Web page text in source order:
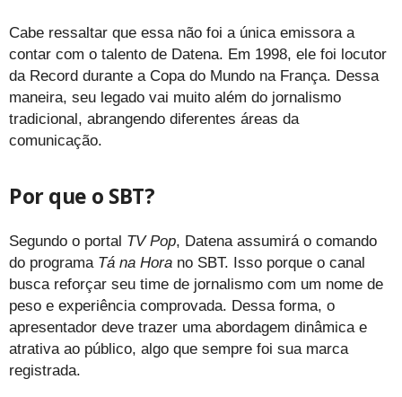
Cabe ressaltar que essa não foi a única emissora a
contar com o talento de Datena. Em 1998, ele foi locutor
da Record durante a Copa do Mundo na França. Dessa
maneira, seu legado vai muito além do jornalismo
tradicional, abrangendo diferentes áreas da
comunicação.
Por que o SBT?
Segundo o portal TV Pop, Datena assumirá o comando
do programa Tá na Hora no SBT. Isso porque o canal
busca reforçar seu time de jornalismo com um nome de
peso e experiência comprovada. Dessa forma, o
apresentador deve trazer uma abordagem dinâmica e
atrativa ao público, algo que sempre foi sua marca
registrada.